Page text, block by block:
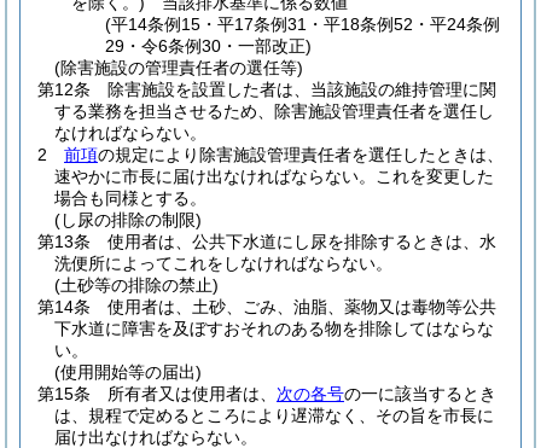
(平14条例15・平17条例31・平18条例52・平24条例
29・令6条例30・一部改正)
(除害施設の管理責任者の選任等)
第12条
除害施設を設置した者は、当該施設の維持管理に関
する業務を担当させるため、除害施設管理責任者を選任し
なければならない。
2
前項の規定により除害施設管理責任者を選任したときは、
速やかに市長に届け出なければならない。
これを変更した
場合も同様とする。
(し尿の排除の制限)
第13条
使用者は、公共下水道にし尿を排除するときは、水
洗便所によってこれをしなければならない。
(土砂等の排除の禁止)
第14条
使用者は、土砂、ごみ、油脂、薬物又は毒物等公共
下水道に障害を及ぼすおそれのある物を排除してはならな
い。
(使用開始等の届出)
第15条
所有者又は使用者は、 次の各号の一に該当するとき
は、規程で定めるところにより遅滞なく、その旨を市長に
届け出なければならない。